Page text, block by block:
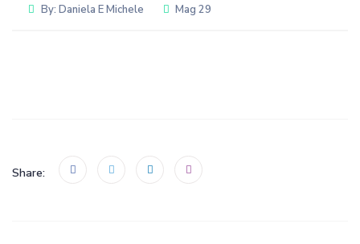
By: Daniela E Michele Mag 29
Share: